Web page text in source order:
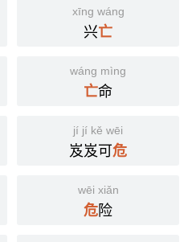
xīng wáng
兴亡
wáng mìng
亡命
jí jí kě wēi
岌岌可危
wēi xiǎn
危险